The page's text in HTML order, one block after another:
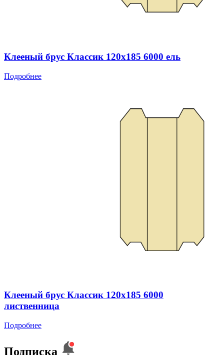
Клееный брус Классик 120x185 6000 ель
Подробнее
Клееный брус Классик 120x185 6000
лиственница
Подробнее
Подписка